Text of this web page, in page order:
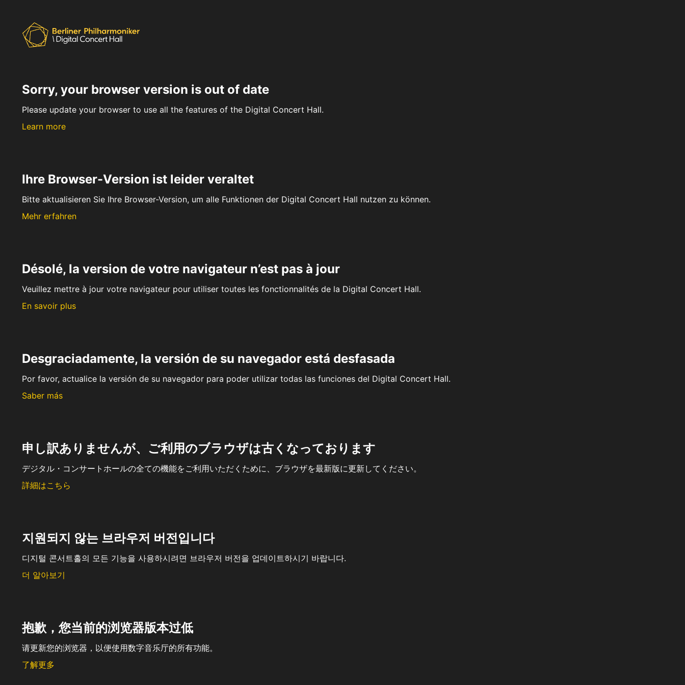
Sorry, your browser version is out of date
Please update your browser to use all the features of the Digital Concert Hall.
Learn more
Ihre Browser-Version ist leider veraltet
Bitte aktualisieren Sie Ihre Browser-Version, um alle Funktionen der Digital Concert Hall nutzen zu können.
Mehr erfahren
Désolé, la version de votre navigateur n’est pas à jour
Veuillez mettre à jour votre navigateur pour utiliser toutes les fonctionnalités de la Digital Concert Hall.
En savoir plus
Desgraciadamente, la versión de su navegador está desfasada
Por favor, actualice la versión de su navegador para poder utilizar todas las funciones del Digital Concert Hall.
Saber más
申し訳ありませんが、ご利用のブラウザは古くなっております
デジタル・コンサートホールの全ての機能をご利用いただくために、ブラウザを最新版に更新してください。
詳細はこちら
지원되지 않는 브라우저 버전입니다
디지털 콘서트홀의 모든 기능을 사용하시려면 브라우저 버전을 업데이트하시기 바랍니다.
더 알아보기
抱歉，您当前的浏览器版本过低
请更新您的浏览器，以便使用数字音乐厅的所有功能。
了解更多